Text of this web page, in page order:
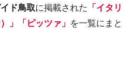
ド鳥取に掲載された 「イタリ
」「ピッツァ」 を一覧にまと